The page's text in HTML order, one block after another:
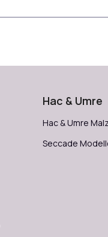
Hac & Umre
Hac & Umre
Seccade